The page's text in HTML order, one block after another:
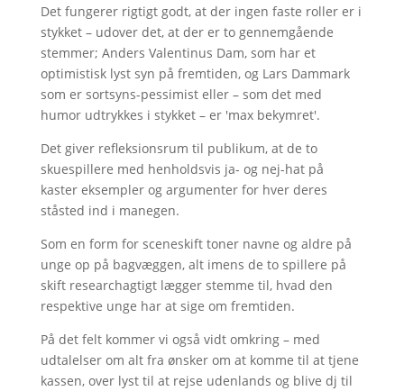
Det fungerer rigtigt godt, at der ingen faste roller er i
stykket – udover det, at der er to gennemgående
stemmer; Anders Valentinus Dam, som har et
optimistisk lyst syn på fremtiden, og Lars Dammark
som er sortsyns-pessimist eller – som det med
humor udtrykkes i stykket – er 'max bekymret'.
Det giver refleksionsrum til publikum, at de to
skuespillere med henholdsvis ja- og nej-hat på
kaster eksempler og argumenter for hver deres
ståsted ind i manegen.
Som en form for sceneskift toner navne og aldre på
unge op på bagvæggen, alt imens de to spillere på
skift researchagtigt lægger stemme til, hvad den
respektive unge har at sige om fremtiden.
På det felt kommer vi også vidt omkring – med
udtalelser om alt fra ønsker om at komme til at tjene
kassen, over lyst til at rejse udenlands og blive dj til